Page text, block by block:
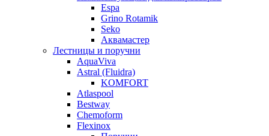
Espa
Grino Rotamik
Seko
Аквамастер
Лестницы и поручни
AquaViva
Astral (Fluidra)
KOMFORT
Atlaspool
Bestway
Chemoform
Flexinox